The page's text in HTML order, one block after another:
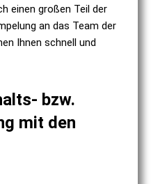
einen großen Teil der
an das Team der
Ihnen schnell und
bzw.
mit den